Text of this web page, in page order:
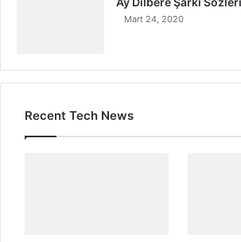
Mart 24, 2020
Recent Tech News